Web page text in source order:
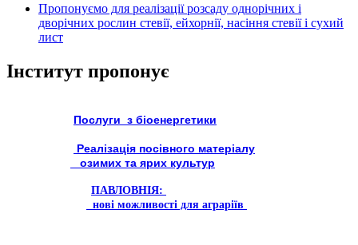
Пропонуємо для реалізації розсаду однорічних і
дворічних рослин стевії, ейхорнії, насіння стевії і сухий
лист
Інститут пропонує
Послуги з біоенергетики
Реалізація посівного матеріалу
озимих та ярих культур
ПАВЛОВНІЯ:
нові можливості для аграріїв